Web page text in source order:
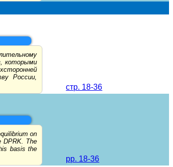
которыми
России,
стр. 18-36
on
DPRK. The
basis the
pp. 18-36